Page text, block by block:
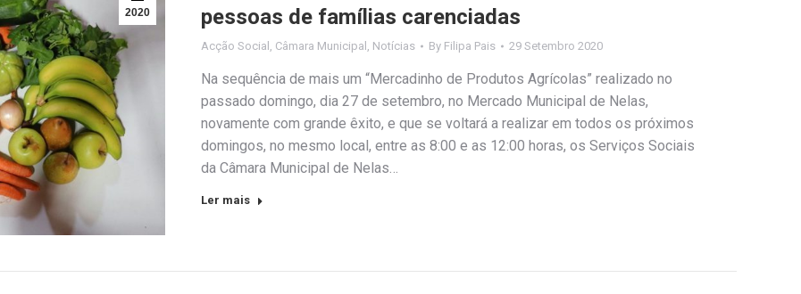
2020
pessoas de famílias carenciadas
Acção Social Câmara Municipal Notícias By Filipa Pais 29 Setembro 2020
Na sequência de mais um “Mercadinho de Produtos Agrícolas” realizado no
passado domingo, dia 27 de setembro, no Mercado Municipal de Nelas,
novamente com grande êxito, e que se voltará a realizar em todos os próximos
domingos, no mesmo local, entre as 8:00 e as 12:00 horas, os Serviços Sociais
da Câmara Municipal de Nelas…
Ler mais